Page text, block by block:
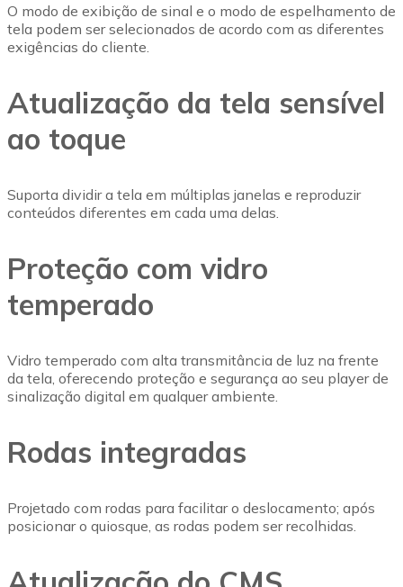
O modo de exibição de sinal e o modo de espelhamento de
tela podem ser selecionados de acordo com as diferentes
exigências do cliente.
Atualização da tela sensível
ao toque
Suporta dividir a tela em múltiplas janelas e reproduzir
conteúdos diferentes em cada uma delas.
Proteção com vidro
temperado
Vidro temperado com alta transmitância de luz na frente
da tela, oferecendo proteção e segurança ao seu player de
sinalização digital em qualquer ambiente.
Rodas integradas
Projetado com rodas para facilitar o deslocamento; após
posicionar o quiosque, as rodas podem ser recolhidas.